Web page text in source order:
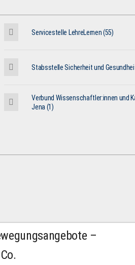
Servicestelle LehreLernen (55)
Stabsstelle Sicherheit und
Verbund Wissenschaftler:innen und
Jena (1)
–